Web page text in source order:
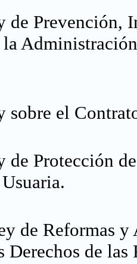
de Prevención,
sobre el
de Protección
.
de Reformas
Derechos de